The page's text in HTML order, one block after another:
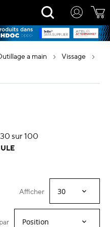
Rechercher
outillage a main
vissage
30 sur100
Afficher